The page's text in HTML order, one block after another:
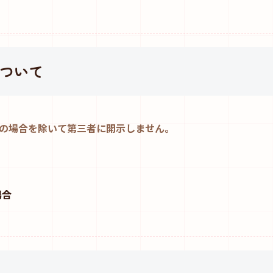
いて
合を除いて第三者に開示しません。